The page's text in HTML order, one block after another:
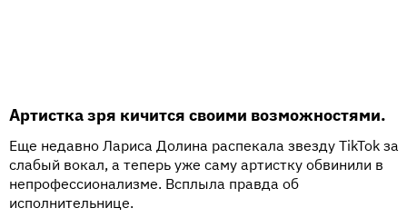
Артистка зря кичится своими возможностями.
Еще недавно Лариса Долина распекала звезду TikTok за
слабый вокал, а теперь уже саму артистку обвинили в
непрофессионализме. Всплыла правда об
исполнительнице.